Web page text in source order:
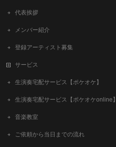
代表挨拶
メンバー紹介
登録アーティスト募集
サービス
生演奏宅配サービス【ポケオケ】
生演奏宅配サービス【ポケオケonline】
音楽教室
ご依頼から当日までの流れ